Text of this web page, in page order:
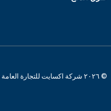
© ٢٠٢٦ شركة اكسايت للتجارة العامة ش.ش.و